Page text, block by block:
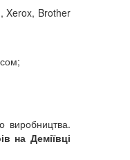
Xerox, Brother
виробництва.
на Деміївці